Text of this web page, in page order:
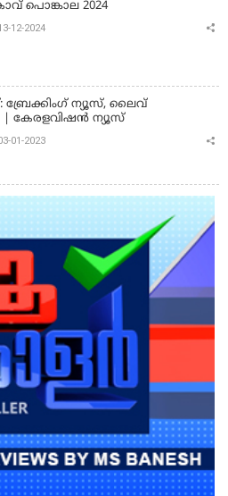
പൊങ്കാല 2024
12-2024
ബ്രേക്കിംഗ് ന്യൂസ്, ലൈവ്
കേരളവിഷൻ ന്യൂസ്
01-2023